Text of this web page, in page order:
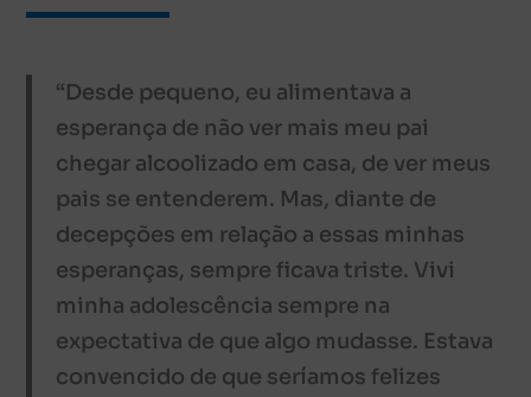
“Desde pequeno, eu alimentava a
esperança de não ver mais meu pai
chegar alcoolizado em casa, de ver meus
pais se entenderem. Mas, diante de
decepções em relação a essas minhas
esperanças, sempre ficava triste. Vivi
minha adolescência sempre na
expectativa de que algo mudasse. Estava
convencido de que seríamos felizes